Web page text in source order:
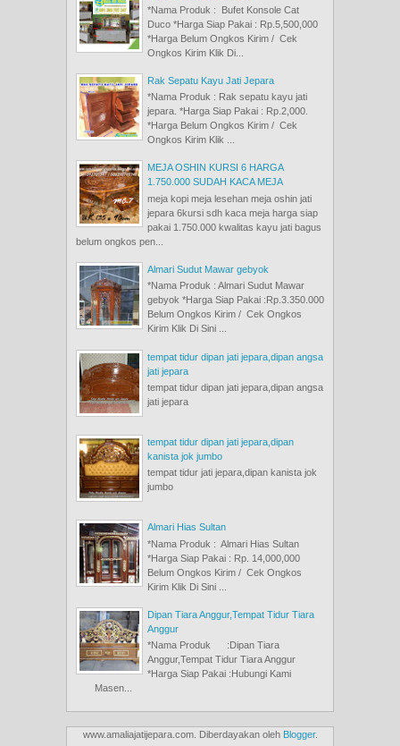
*Nama Produk : Bufet Konsole Cat
Duco *Harga Siap Pakai : Rp.5,500,000
*Harga Belum Ongkos Kirim / Cek
Ongkos Kirim Klik Di...
Rak Sepatu Kayu Jati Jepara
*Nama Produk : Rak sepatu kayu jati
jepara. *Harga Siap Pakai : Rp.2,000.
*Harga Belum Ongkos Kirim / Cek
Ongkos Kirim Klik ...
MEJA OSHIN KURSI 6 HARGA
1.750.000 SUDAH KACA MEJA
meja kopi meja lesehan meja oshin jati
jepara 6kursi sdh kaca meja harga siap
pakai 1.750.000 kwalitas kayu jati bagus
belum ongkos pen...
Almari Sudut Mawar gebyok
*Nama Produk : Almari Sudut Mawar
gebyok *Harga Siap Pakai :Rp.3.350.000
Belum Ongkos Kirim / Cek Ongkos
Kirim Klik Di Sini ...
tempat tidur dipan jati jepara,dipan angsa
jati jepara
tempat tidur dipan jati jepara,dipan angsa
jati jepara
tempat tidur dipan jati jepara,dipan
kanista jok jumbo
tempat tidur jati jepara,dipan kanista jok
jumbo
Almari Hias Sultan
*Nama Produk : Almari Hias Sultan
*Harga Siap Pakai : Rp. 14,000,000
Belum Ongkos Kirim / Cek Ongkos
Kirim Klik Di Sini ...
Dipan Tiara Anggur,Tempat Tidur Tiara
Anggur
*Nama Produk :Dipan Tiara
Anggur,Tempat Tidur Tiara Anggur
*Harga Siap Pakai :Hubungi Kami
Masen...
www.amaliajatijepara.com. Diberdayakan oleh Blogger.